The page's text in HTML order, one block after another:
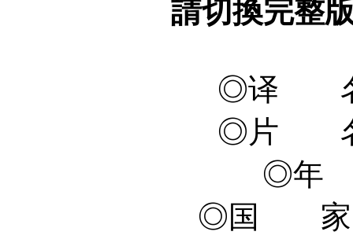
請切換完整
◎译 名
◎片 名
◎年
◎国 家